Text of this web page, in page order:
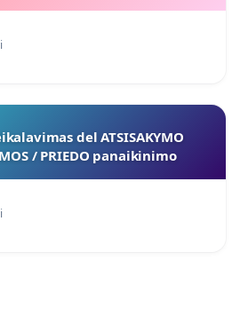
del ATSISAKYMO
/ PRIEDO panaikinimo